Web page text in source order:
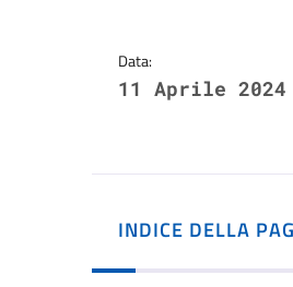
Data:
11 Aprile 2024
INDICE DELLA